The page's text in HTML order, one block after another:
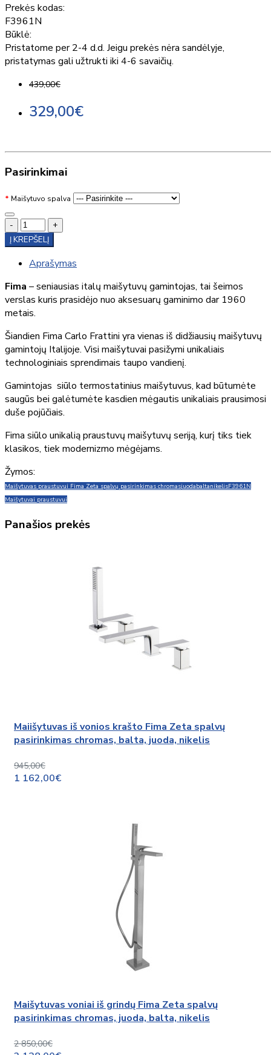
Prekės kodas:
F3961N
Būklė:
Pristatome per 2-4 d.d. Jeigu prekės nėra sandėlyje,
pristatymas gali užtrukti iki 4-6 savaičių.
439,00€
329,00€
Pasirinkimai
Maišytuvo spalva
-
+
Į KREPŠELĮ
Aprašymas
Fima – seniausias italų maišytuvų gamintojas, tai šeimos
verslas kuris prasidėjo nuo aksesuarų gaminimo dar 1960
metais.
Šiandien Fima Carlo Frattini yra vienas iš didžiausių maišytuvų
gamintojų Italijoje. Visi maišytuvai pasižymi unikaliais
technologiniais sprendimais taupo vandienį.
Gamintojas siūlo termostatinius maišytuvus, kad būtumėte
saugūs bei galėtumėte kasdien mėgautis unikaliais prausimosi
duše pojūčiais.
Fima siūlo unikalią praustuvų maišytuvų seriją, kurį tiks tiek
klasikos, tiek modernizmo mėgėjams.
Žymos:
Maišytuvas praustuvui Fima Zeta spalvų pasirinkimas chromasjuodabaltanikelisF3961N
Maišytuvai praustuvui
Panašios prekės
Maiišytuvas iš vonios krašto Fima Zeta spalvų
pasirinkimas chromas, balta, juoda, nikelis
945,00€
1 162,00€
Maišytuvas voniai iš grindų Fima Zeta spalvų
pasirinkimas chromas, juoda, balta, nikelis
2 850,00€